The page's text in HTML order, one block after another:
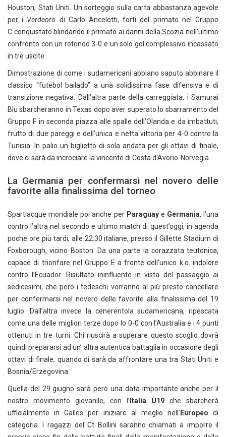
Houston, Stati Uniti. Un sorteggio sulla carta abbastanza agevole
per i Verdeoro di Carlo Ancelotti, forti del primato nel Gruppo
C conquistato blindando il primato ai danni della Scozia nell’ultimo
confronto con un rotondo 3-0 e un solo gol complessivo incassato
in tre uscite.
Dimostrazione di come i sudamericani abbiano saputo abbinare il
classico “futebol bailado” a una solidissima fase difensiva e di
transizione negativa. Dall’altra parte della carreggiata, i Samurai
Blu sbarcheranno in Texas dopo aver superato lo sbarramento del
Gruppo F in seconda piazza alle spalle dell’Olanda e da imbattuti,
frutto di due pareggi e dell’unica e netta vittoria per 4-0 contro la
Tunisia. In palio un biglietto di sola andata per gli ottavi di finale,
dove ci sarà da incrociare la vincente di Costa d’Avorio-Norvegia.
La Germania per confermarsi nel novero delle
favorite alla finalissima del torneo
Spartiacque mondiale poi anche per Paraguaye Germania, l’una
contro l’altra nel secondo e ultimo match di quest’oggi, in agenda
poche ore più tardi, alle 22.30 italiane, presso il Gillette Stadium di
Foxborough, vicino Boston. Da una parte la corazzata teutonica,
capace di trionfare nel Gruppo E a fronte dell’unico k.o. indolore
contro l’Ecuador. Risultato ininfluente in vista del passaggio ai
sedicesimi, che però i tedeschi vorranno al più presto cancellare
per confermarsi nel novero delle favorite alla finalissima del 19
luglio. Dall’altra invece la cenerentola sudamericana, ripescata
come una delle migliori terze dopo lo 0-0 con l’Australia e i 4 punti
ottenuti in tre turni. Chi riuscirà a superare questo scoglio dovrà
quindi prepararsi ad un’ altra autentica battaglia in occasione degli
ottavi di finale, quando di sarà da affrontare una tra Stati Uniti e
Bosnia/Erzegovina.
Quella del 29 giugno sarà però una data importante anche per il
nostro movimento giovanile, con l’ Italia U19 che sbarcherà
ufficialmente in Galles per iniziare al meglio nell’ Europeo di
categoria. I ragazzi del Ct Bollini saranno chiamati a imporre il